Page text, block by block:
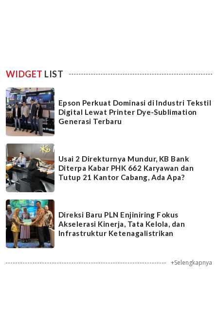
WIDGET LIST
Epson Perkuat Dominasi di Industri Tekstil
Digital Lewat Printer Dye-Sublimation
Generasi Terbaru
Usai 2 Direkturnya Mundur, KB Bank
Diterpa Kabar PHK 662 Karyawan dan
Tutup 21 Kantor Cabang, Ada Apa?
Direksi Baru PLN Enjiniring Fokus
Akselerasi Kinerja, Tata Kelola, dan
Infrastruktur Ketenagalistrikan
+Selengkapnya